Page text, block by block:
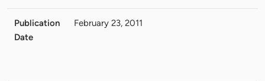
Publication
Date
February 23, 2011